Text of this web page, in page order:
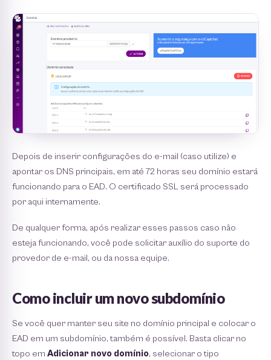
Depois de inserir configurações do e-mail (caso utilize) e
apontar os DNS principais, em até 72 horas seu domínio estará
funcionando para o EAD. O certificado SSL será processado
por aqui internamente.
De qualquer forma, após realizar esses passos caso não
esteja funcionando, você pode solicitar auxílio do suporte do
provedor de e-mail, ou da nossa equipe.
Como incluir um novo subdomínio
Se você quer manter seu site no domínio principal e colocar o
EAD em um subdomínio, também é possível. Basta clicar no
topo em Adicionar novo domínio, selecionar o tipo